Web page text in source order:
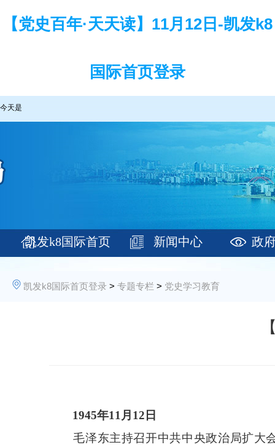
【党史百年·天天读】11月12日-凯发k8
国际首页登录
今天是
凯发k8国际首页 新闻中心 政
凯发k8国际首页登录 > 专题专栏 > 党史学习教育
1945年11月12日
毛泽东主持召开中共中央政治局扩大会